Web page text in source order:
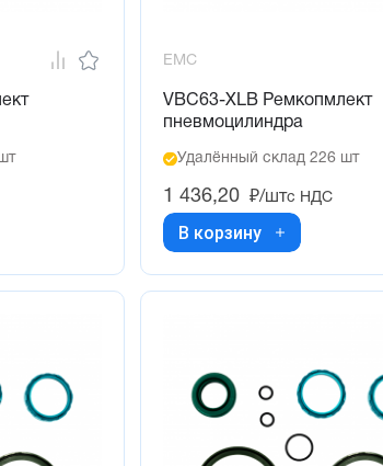
EMC
VBC63-XLB Ремкопмлект
пневмоцилиндра
Удалённый склад 226 шт
1 436,20 ₽/штс НДС
В корзину